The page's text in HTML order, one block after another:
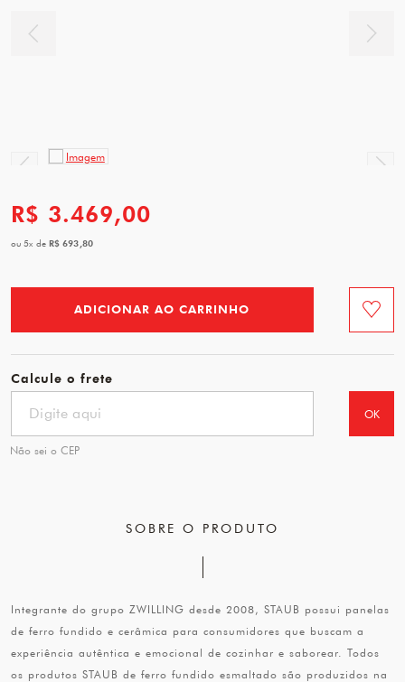
R$ 3.469,00
ou5x de R$ 693,80
ADICIONAR AO CARRINHO
Calcule o frete
OK
Não sei o CEP
SOBRE O PRODUTO
Integrante do grupo ZWILLING desde 2008, STAUB possui panelas
de ferro fundido e cerâmica para consumidores que buscam a
experiência autêntica e emocional de cozinhar e saborear. Todos
os produtos STAUB de ferro fundido esmaltado são produzidos na